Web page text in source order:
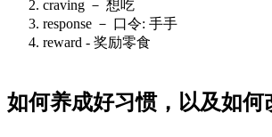
craving － 想吃
response － 口令: 手手
reward - 奖励零食
如何养成好习惯，以及如何